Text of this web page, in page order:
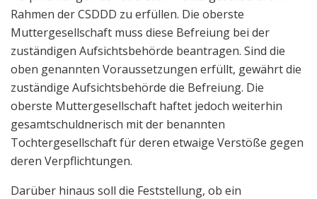
Rahmen der CSDDD zu erfüllen. Die oberste
Muttergesellschaft muss diese Befreiung bei der
zuständigen Aufsichtsbehörde beantragen. Sind die
oben genannten Voraussetzungen erfüllt, gewährt die
zuständige Aufsichtsbehörde die Befreiung. Die
oberste Muttergesellschaft haftet jedoch weiterhin
gesamtschuldnerisch mit der benannten
Tochtergesellschaft für deren etwaige Verstöße gegen
deren Verpflichtungen.
Darüber hinaus soll die Feststellung, ob ein